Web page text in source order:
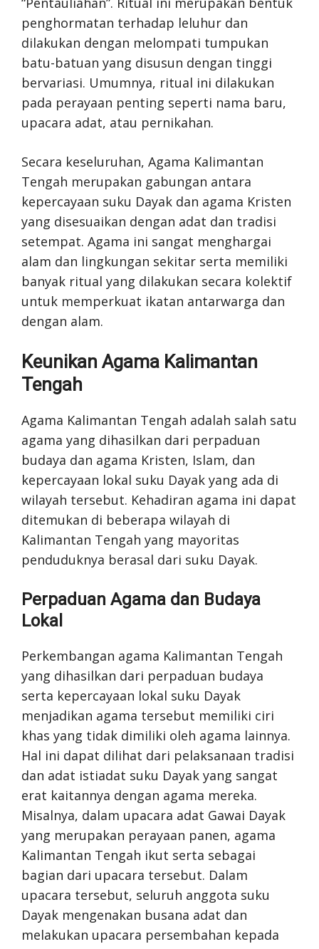
penghormatan terhadap leluhur dan
dilakukan dengan melompati tumpukan
batu-batuan yang disusun dengan tinggi
bervariasi. Umumnya, ritual ini dilakukan
pada perayaan penting seperti nama baru,
upacara adat, atau pernikahan.
Secara keseluruhan, Agama Kalimantan
Tengah merupakan gabungan antara
kepercayaan suku Dayak dan agama Kristen
yang disesuaikan dengan adat dan tradisi
setempat. Agama ini sangat menghargai
alam dan lingkungan sekitar serta memiliki
banyak ritual yang dilakukan secara kolektif
untuk memperkuat ikatan antarwarga dan
dengan alam.
Keunikan Agama Kalimantan
Tengah
Agama Kalimantan Tengah adalah salah satu
agama yang dihasilkan dari perpaduan
budaya dan agama Kristen, Islam, dan
kepercayaan lokal suku Dayak yang ada di
wilayah tersebut. Kehadiran agama ini dapat
ditemukan di beberapa wilayah di
Kalimantan Tengah yang mayoritas
penduduknya berasal dari suku Dayak.
Perpaduan Agama dan Budaya
Lokal
Perkembangan agama Kalimantan Tengah
yang dihasilkan dari perpaduan budaya
serta kepercayaan lokal suku Dayak
menjadikan agama tersebut memiliki ciri
khas yang tidak dimiliki oleh agama lainnya.
Hal ini dapat dilihat dari pelaksanaan tradisi
dan adat istiadat suku Dayak yang sangat
erat kaitannya dengan agama mereka.
Misalnya, dalam upacara adat Gawai Dayak
yang merupakan perayaan panen, agama
Kalimantan Tengah ikut serta sebagai
bagian dari upacara tersebut. Dalam
upacara tersebut, seluruh anggota suku
Dayak mengenakan busana adat dan
melakukan upacara persembahan kepada